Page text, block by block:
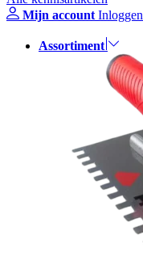
Mijn account Inloggen
Assortiment